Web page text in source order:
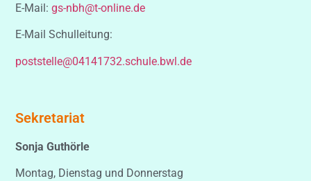
E-Mail:gs-nbh@t-online.de
E-Mail Schulleitung:
poststelle@04141732.schule.bwl.de
Sekretariat
Sonja Guthörle
Montag, Dienstag und Donnerstag